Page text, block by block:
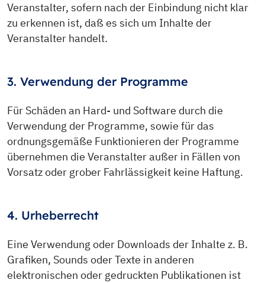
Veranstalter, sofern nach der Einbindung nicht klar
zu erkennen ist, daß es sich um Inhalte der
Veranstalter handelt.
3. Verwendung der Programme
Für Schäden an Hard- und Software durch die
Verwendung der Programme, sowie für das
ordnungsgemäße Funktionieren der Programme
übernehmen die Veranstalter außer in Fällen von
Vorsatz oder grober Fahrlässigkeit keine Haftung.
4. Urheberrecht
Eine Verwendung oder Downloads der Inhalte z. B.
Grafiken, Sounds oder Texte in anderen
elektronischen oder gedruckten Publikationen ist